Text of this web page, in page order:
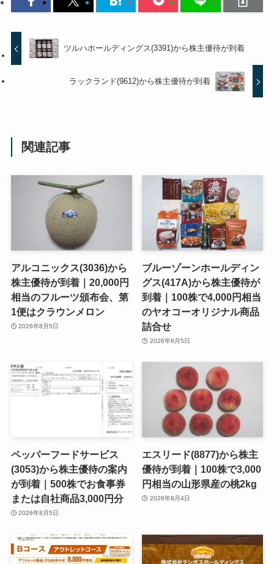
ツルハホールディングス(3391)から株主優待が到着
ラックランド(9612)から株主優待が到着
関連記事
アルコニックス(3036)から
株主優待が到着｜20,000円
相当のフルーツ頒布会、第
1便はクラウンメロン
2026年8月5日
ブルーゾーンホールディン
グス(417A)から株主優待が
到着｜100株で4,000円相当
のヤオコーオリジナル商品
詰合せ
2026年8月5日
ペッパーフードサービス
(3053)から株主優待の案内
が到着｜500株でお食事券
または自社商品3,000円分
2026年8月5日
エスリード(8877)から株主
優待が到着｜100株で3,000
円相当の山形県産の桃2kg
2026年8月4日